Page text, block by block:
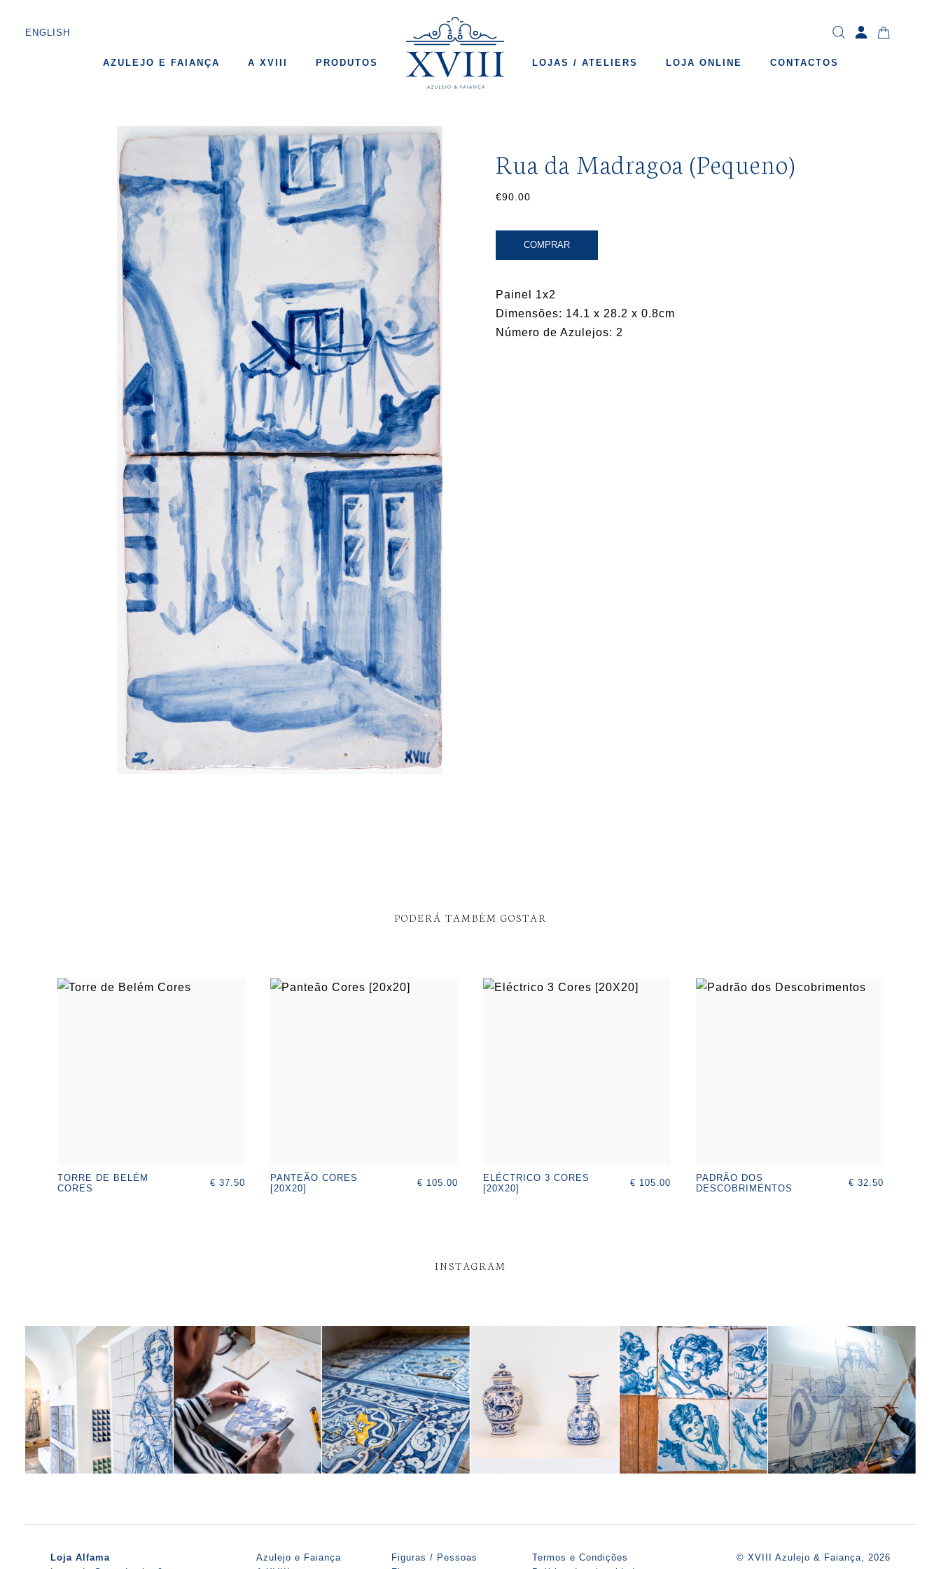
ENGLISH
AZULEJO E FAIANÇA A XVIII PRODUTOS LOJAS / ATELIERS LOJA ONLINE CONTACTOS
Rua da Madragoa (Pequeno)
€90.00
COMPRAR
Painel 1x2
Dimensões: 14.1 x 28.2 x 0.8cm
Número de Azulejos: 2
PODERÁ TAMBÉM GOSTAR
TORRE DE BELÉM
CORES
€ 37.50
PANTEÃO CORES
[20X20]
€ 105.00
ELÉCTRICO 3 CORES
[20X20]
€ 105.00
PADRÃO DOS
DESCOBRIMENTOS
€ 32.50
INSTAGRAM
Loja Alfama
Azulejo e Faiança
Figuras / Pessoas
Termos e Condições
© XVIII Azulejo & Faiança, 2026